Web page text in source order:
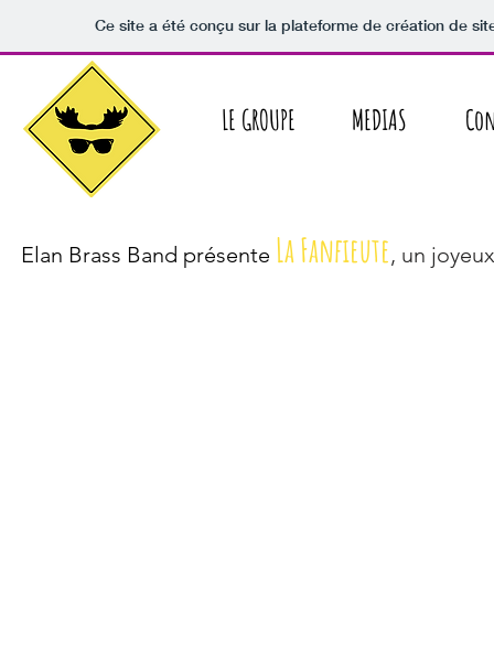
Ce site a été conçu sur la plateforme de création de
LE GROUPE MEDIAS
Elan Brass Band présente La Fanfieute, un joyeu